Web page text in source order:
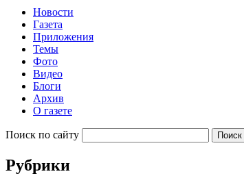
Новости
Газета
Приложения
Темы
Фото
Видео
Блоги
Архив
О газете
Поиск по сайту
Рубрики